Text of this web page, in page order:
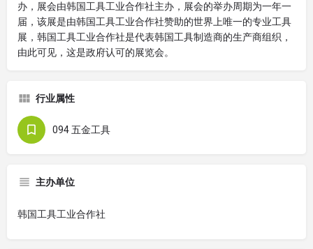
办，展会由韩国工具工业合作社主办，展会的举办周期为一年一
届，该展是由韩国工具工业合作社赞助的世界上唯一的专业工具
展，韩国工具工业合作社是代表韩国工具制造商的生产商组织，
由此可见，这是政府认可的展览会。
行业属性
094 五金工具
主办单位
韩国工具工业合作社